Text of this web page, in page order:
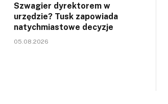
Szwagier dyrektorem w
urzędzie? Tusk zapowiada
natychmiastowe decyzje
05.08.2026